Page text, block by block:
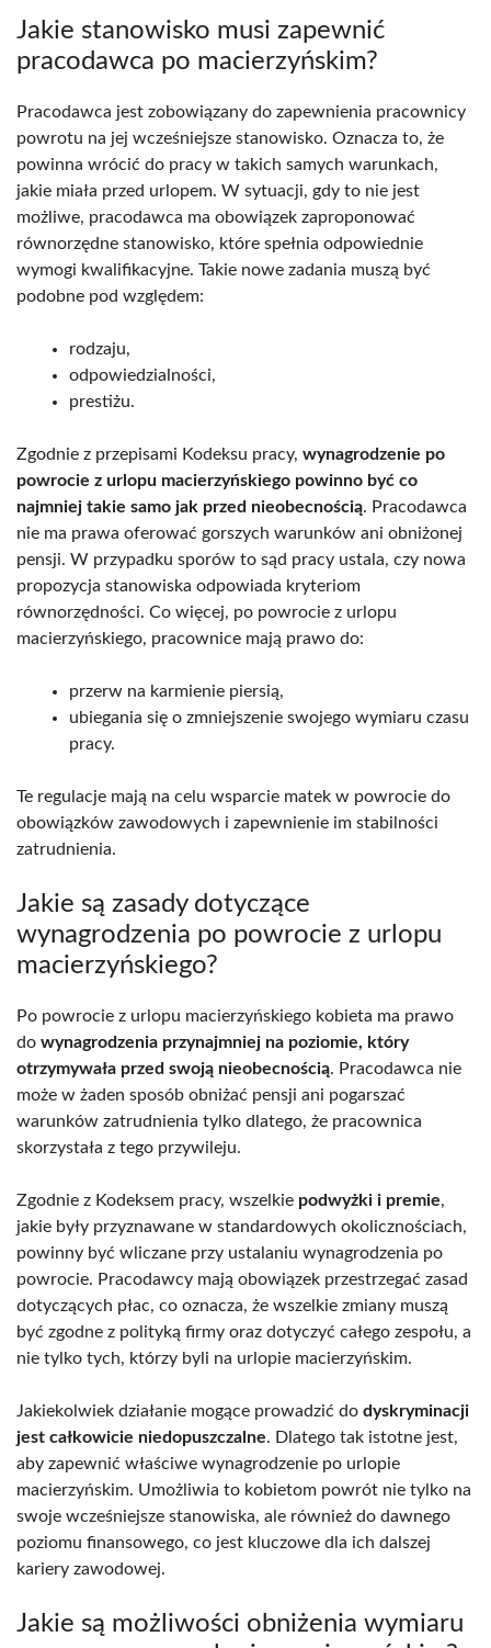
Jakie stanowisko musi zapewnić
pracodawca po macierzyńskim?
Pracodawca jest zobowiązany do zapewnienia pracownicy
powrotu na jej wcześniejsze stanowisko. Oznacza to, że
powinna wrócić do pracy w takich samych warunkach,
jakie miała przed urlopem. W sytuacji, gdy to nie jest
możliwe, pracodawca ma obowiązek zaproponować
równorzędne stanowisko, które spełnia odpowiednie
wymogi kwalifikacyjne. Takie nowe zadania muszą być
podobne pod względem:
rodzaju,
odpowiedzialności,
prestiżu.
Zgodnie z przepisami Kodeksu pracy, wynagrodzenie po
powrocie z urlopu macierzyńskiego powinno być co
najmniej takie samo jak przed nieobecnością. Pracodawca
nie ma prawa oferować gorszych warunków ani obniżonej
pensji. W przypadku sporów to sąd pracy ustala, czy nowa
propozycja stanowiska odpowiada kryteriom
równorzędności. Co więcej, po powrocie z urlopu
macierzyńskiego, pracownice mają prawo do:
przerw na karmienie piersią,
ubiegania się o zmniejszenie swojego wymiaru czasu
pracy.
Te regulacje mają na celu wsparcie matek w powrocie do
obowiązków zawodowych i zapewnienie im stabilności
zatrudnienia.
Jakie są zasady dotyczące
wynagrodzenia po powrocie z urlopu
macierzyńskiego?
Po powrocie z urlopu macierzyńskiego kobieta ma prawo
do wynagrodzenia przynajmniej na poziomie, który
otrzymywała przed swoją nieobecnością. Pracodawca nie
może w żaden sposób obniżać pensji ani pogarszać
warunków zatrudnienia tylko dlatego, że pracownica
skorzystała z tego przywileju.
Zgodnie z Kodeksem pracy, wszelkie podwyżki i premie,
jakie były przyznawane w standardowych okolicznościach,
powinny być wliczane przy ustalaniu wynagrodzenia po
powrocie. Pracodawcy mają obowiązek przestrzegać zasad
dotyczących płac, co oznacza, że wszelkie zmiany muszą
być zgodne z polityką firmy oraz dotyczyć całego zespołu, a
nie tylko tych, którzy byli na urlopie macierzyńskim.
Jakiekolwiek działanie mogące prowadzić do dyskryminacji
jest całkowicie niedopuszczalne. Dlatego tak istotne jest,
aby zapewnić właściwe wynagrodzenie po urlopie
macierzyńskim. Umożliwia to kobietom powrót nie tylko na
swoje wcześniejsze stanowiska, ale również do dawnego
poziomu finansowego, co jest kluczowe dla ich dalszej
kariery zawodowej.
Jakie są możliwości obniżenia wymiaru